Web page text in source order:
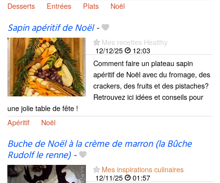
Desserts
Entrées Plats Noël
Sapin apéritif de Noël-
Mes recettes Healthy
12/12/25
12:03
Comment faire un plateau sapin
apéritif de Noël avec du fromage, des
crackers, des fruits et des pistaches?
Retrouvez ici idées et conseils pour
une jolie table de fête !
Apéritif
Noël
Buche de Noël à la crème de marron (la Bûche
Rudolf le renne)-
Mes inspirations culinaires
12/11/25
01:57